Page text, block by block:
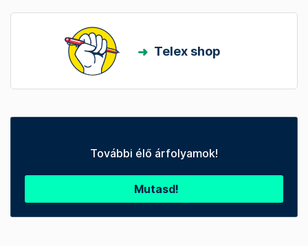
Telex shop
További élő árfolyamok!
Mutasd!